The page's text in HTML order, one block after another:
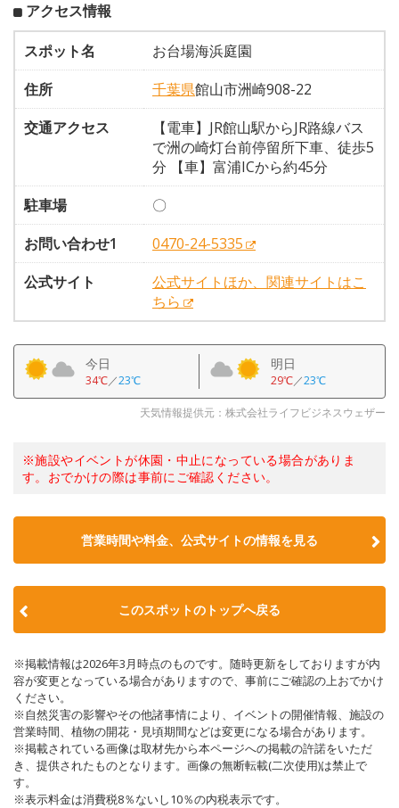
アクセス情報
スポット名
お台場海浜庭園
住所
千葉県館山市洲崎908-22
交通アクセス
【電車】JR館山駅からJR路線バス
で洲の崎灯台前停留所下車、徒歩5
分 【車】富浦ICから約45分
駐車場
〇
お問い合わせ1
0470-24-5335
公式サイト
公式サイトほか、関連サイトはこ
ちら
今日
34℃／23℃
明日
29℃／23℃
天気情報提供元：株式会社ライフビジネスウェザー
※施設やイベントが休園・中止になっている場合がありま
す。おでかけの際は事前にご確認ください。
営業時間や料金、公式サイトの情報を見る
このスポットのトップへ戻る
※掲載情報は2026年3月時点のものです。随時更新をしておりますが内
容が変更となっている場合がありますので、事前にご確認の上おでかけ
ください。
※自然災害の影響やその他諸事情により、イベントの開催情報、施設の
営業時間、植物の開花・見頃期間などは変更になる場合があります。
※掲載されている画像は取材先から本ページへの掲載の許諾をいただ
き、提供されたものとなります。画像の無断転載(二次使用)は禁止で
す。
※表示料金は消費税8％ないし10％の内税表示です。